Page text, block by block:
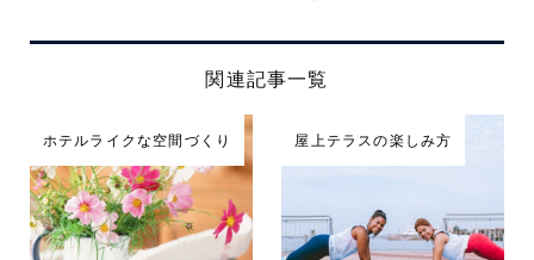
関連記事一覧
ホテルライクな空間づくり 屋上テラスの楽しみ方